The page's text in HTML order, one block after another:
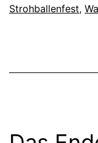
Strohballenfest,